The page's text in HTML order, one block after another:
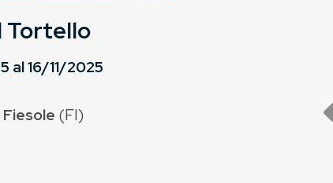
Tortello
al16/11/2025
Fiesole (FI)